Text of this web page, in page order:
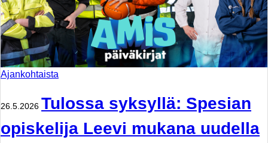
Ajankohtaista
26.5.2026 Tulossa syksyllä: Spesian
opiskelija Leevi mukana uudella